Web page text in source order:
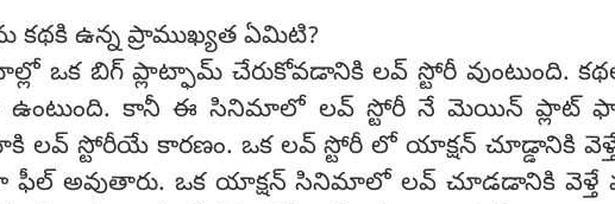
కథకి ఉన్న ప్రాముఖ్యత ఏమిటి?
ఒక బిగ్ ప్లాట్ఫామ్ చేరుకోవడానికి లవ్ స్టోరీ వుంటుంది.
ఉంటుంది. కానీ ఈ సినిమాలో లవ్ స్టోరీ నే మెయిన్ ప్లాట్
లవ్ స్టోరీయే కారణం. ఒక లవ్ స్టోరీ లో యాక్షన్ చూడ్డానికి
అవుతారు. ఒక యాక్షన్ సినిమాలో లవ్ చూడడానికి వెళ్తే